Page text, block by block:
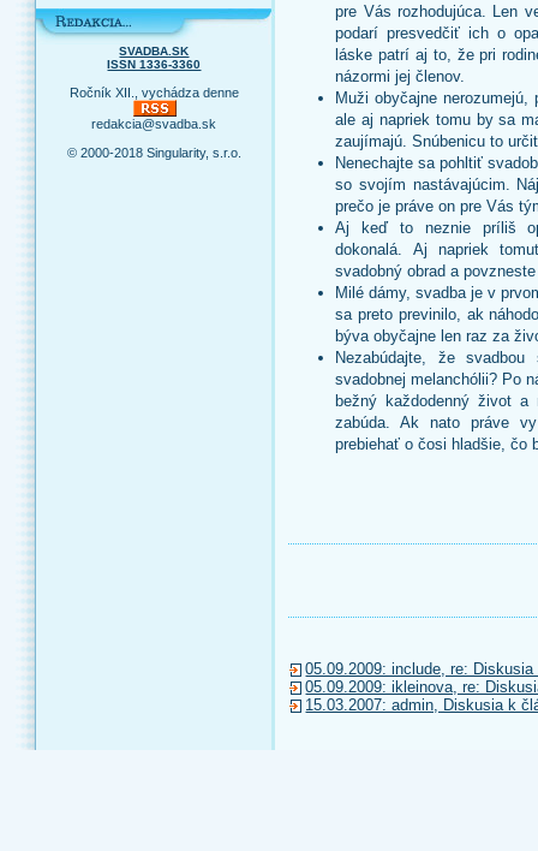
SVADBA.SK
ISSN 1336-3360
Ročník XII., vychádza denne
redakcia@svadba.sk
© 2000-2018 Singularity, s.r.o.
pre Vás rozhodujúca. Len
podarí presvedčiť ich o
láske patrí aj to, že pri
názormi jej členov.
Muži obyčajne nerozumejú,
ale aj napriek tomu by sa
zaujímajú. Snúbenicu to
Nenechajte sa pohltiť
so svojím nastávajúcim.
prečo je práve on pre Vás
Aj keď to neznie príliš
dokonalá. Aj napriek
svadobný obrad a
Milé dámy, svadba je v
sa preto previnilo, ak
býva obyčajne len raz za
Nezabúdajte, že
svadobnej melanchólii? Po
bežný každodenný život a
zabúda. Ak nato práve
prebiehať o čosi hladšie, čo
05.09.2009: include, re:
05.09.2009: ikleinova, re:
15.03.2007: admin, Diskusia k